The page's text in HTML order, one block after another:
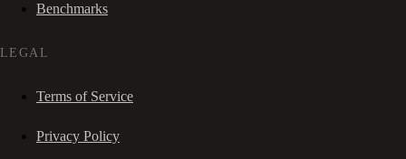
Benchmarks
LEGAL
Terms of Service
Privacy Policy